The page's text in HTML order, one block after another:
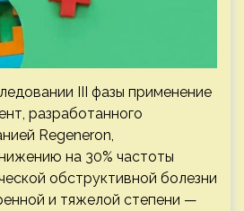
III фазы применение
разработанного
Regeneron,
на 30% частоты
обструктивной болезни
и тяжелой степени —